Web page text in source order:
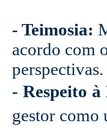
- Teimosia:
acordo com
perspectivas.
- Respeito
gestor como